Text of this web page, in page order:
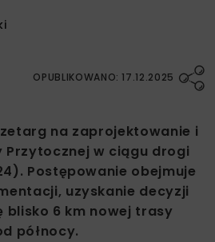
OPUBLIKOWANO: 17.12.2025
na zaprojektowanie i
w ciągu drogi
Postępowanie obejmuje
uzyskanie decyzji
blisko 6 km nowej trasy
północy.